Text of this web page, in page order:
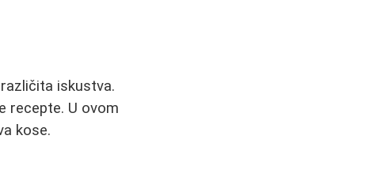
iskustva.
recepte. U ovom
kose.